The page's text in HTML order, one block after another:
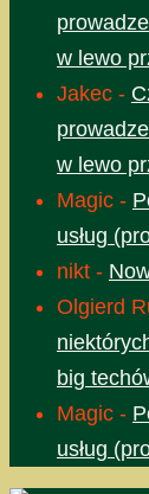
w lewo
Jakec -
w lewo
Magic -
usług
nikt -
Olgierd
big
Magic -
usług